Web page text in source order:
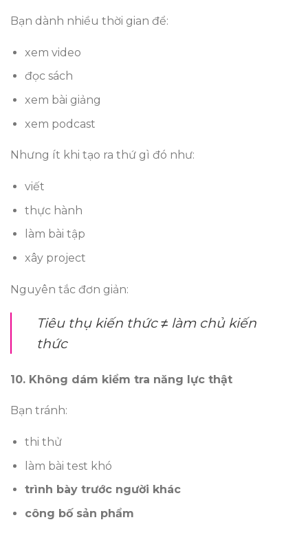
Bạn dành nhiều thời gian để:
xem video
đọc sách
xem bài giảng
xem podcast
Nhưng ít khi tạo ra thứ gì đó như:
viết
thực hành
làm bài tập
xây project
Nguyên tắc đơn giản:
Tiêu thụ kiến thức ≠ làm chủ kiến
thức
10. Không dám kiểm tra năng lực thật
Bạn tránh:
thi thử
làm bài test khó
trình bày trước người khác
công bố sản phẩm